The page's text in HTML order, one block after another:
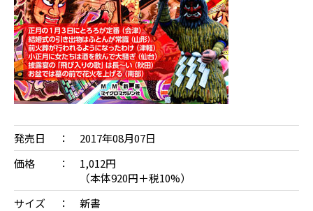
発売日
2017年08月07日
価格
1,012円
（本体920円＋税10%）
サイズ
新書